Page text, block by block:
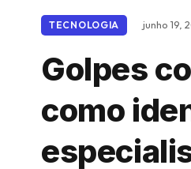
TECNOLOGIA junho 19,
Golpes
como